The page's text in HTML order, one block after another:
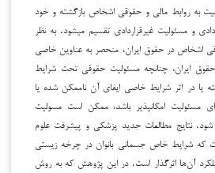
به روابط مالی و حقوقی اشخاص بازگشته و خود
و مسئولیت غیرقراردادی تقسیم می­شود. به نظر
اشخاص در حقوق ایران، منحصر به عناوین خاصی
ایران، چنانچه مسئولیت حقوقی تحت شرایط
یا در اثر شرایط خاصی ایفای آن ناممکن شده یا
مسئولیت امکان­پذیر باشد، ممکن است مسولیت
نتایج مطالعات جدید پزشکی و پیشرفت علوم
که شرایط خاص جسمانی بانوان در چرخه زیستی
آن‌ها اثرگذار است. در این پژوهش که به روش